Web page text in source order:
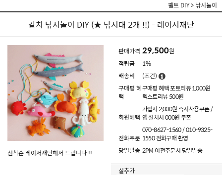
펠트 DIY> 낚시놀이
갈치 낚시놀이 DIY (★ 낚시대 2개 !!) - 레이저재단
선착순 레이저재단해서 드립니다 !!
판매가격 29,500원
적립금
1%
배송비
(조건)
구매평 혜
택
구매평 혜택 포토리뷰 1,000원
텍스트리뷰 500원
회원혜택
가입시 2,000원 즉시사용쿠폰 /
앱 설치시 000원 쿠폰
전화주문
070-8627-1560 / 010-9325-
1550 전화구매 환영
당일발송 2PM 이전주문시 당일발송
실추가